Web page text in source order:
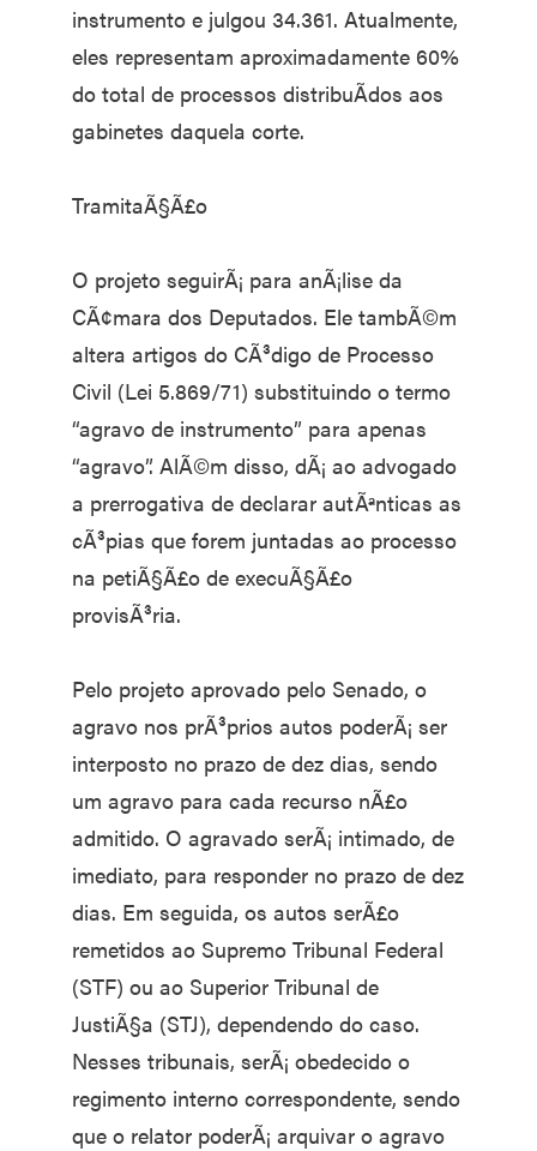
instrumento e julgou 34.361. Atualmente,
eles representam aproximadamente 60%
do total de processos distribuÃ­dos aos
gabinetes daquela corte.
TramitaÃ§Ã£o
O projeto seguirÃ¡ para anÃ¡lise da
CÃ¢mara dos Deputados. Ele tambÃ©m
altera artigos do CÃ³digo de Processo
Civil (Lei 5.869/71) substituindo o termo
“agravo de instrumento” para apenas
“agravo”. AlÃ©m disso, dÃ¡ ao advogado
a prerrogativa de declarar autÃªnticas as
cÃ³pias que forem juntadas ao processo
na petiÃ§Ã£o de execuÃ§Ã£o
provisÃ³ria.
Pelo projeto aprovado pelo Senado, o
agravo nos prÃ³prios autos poderÃ¡ ser
interposto no prazo de dez dias, sendo
um agravo para cada recurso nÃ£o
admitido. O agravado serÃ¡ intimado, de
imediato, para responder no prazo de dez
dias. Em seguida, os autos serÃ£o
remetidos ao Supremo Tribunal Federal
(STF) ou ao Superior Tribunal de
JustiÃ§a (STJ), dependendo do caso.
Nesses tribunais, serÃ¡ obedecido o
regimento interno correspondente, sendo
que o relator poderÃ¡ arquivar o agravo